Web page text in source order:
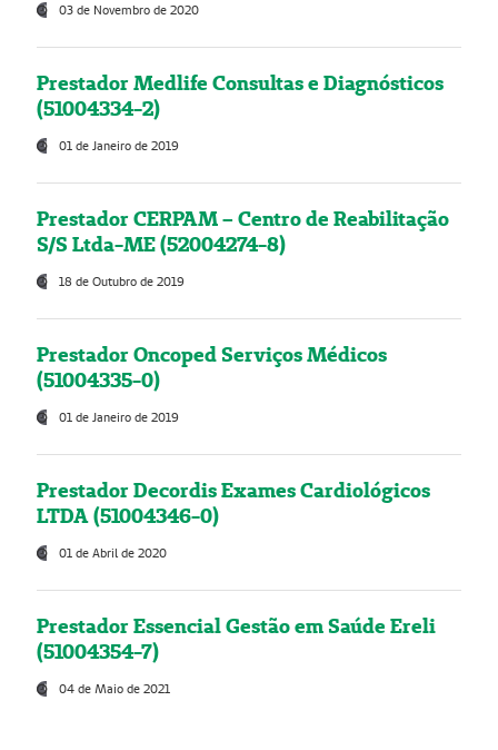
03 de Novembro de 2020
Prestador Medlife Consultas e Diagnósticos
(51004334-2)
01 de Janeiro de 2019
Prestador CERPAM – Centro de Reabilitação
S/S Ltda-ME (52004274-8)
18 de Outubro de 2019
Prestador Oncoped Serviços Médicos
(51004335-0)
01 de Janeiro de 2019
Prestador Decordis Exames Cardiológicos
LTDA (51004346-0)
01 de Abril de 2020
Prestador Essencial Gestão em Saúde Ereli
(51004354-7)
04 de Maio de 2021